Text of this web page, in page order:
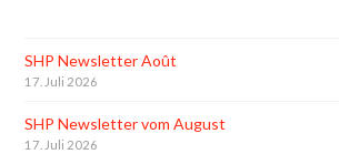
SHP Newsletter Août
17. Juli 2026
SHP Newsletter vom August
17. Juli 2026